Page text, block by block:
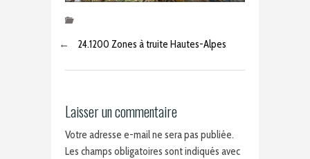
← 24.1200 Zones à truite Hautes-Alpes
Laisser un commentaire
Votre adresse e-mail ne sera pas publiée.
Les champs obligatoires sont indiqués avec